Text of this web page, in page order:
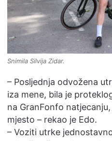
Snimila Silvija Zidar.
– Posljednja odvožena
iza mene, bila je
na GranFonfo
mjesto – rekao je Edo.
– Voziti utrke